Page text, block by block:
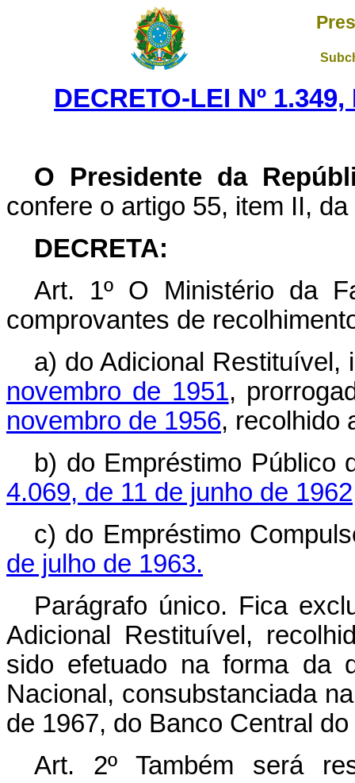
DECRETO-LEI Nº
O Presidente da
confere o artigo 55, item II,
DECRETA:
Art. 1º O Ministério da
comprovantes de
a) do Adicional
novembro de 1951,
novembro de 1956, recolhido
b) do Empréstimo
4.069, de 11 de junho de
c) do Empréstimo
de julho de 1963.
Parágrafo único. Fica
Adicional Restituível,
sido efetuado na forma da
Nacional, consubstanciada
de 1967, do Banco Central
Art. 2º Também será